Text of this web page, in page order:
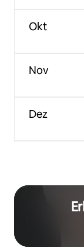
Okt
Nov
Dez